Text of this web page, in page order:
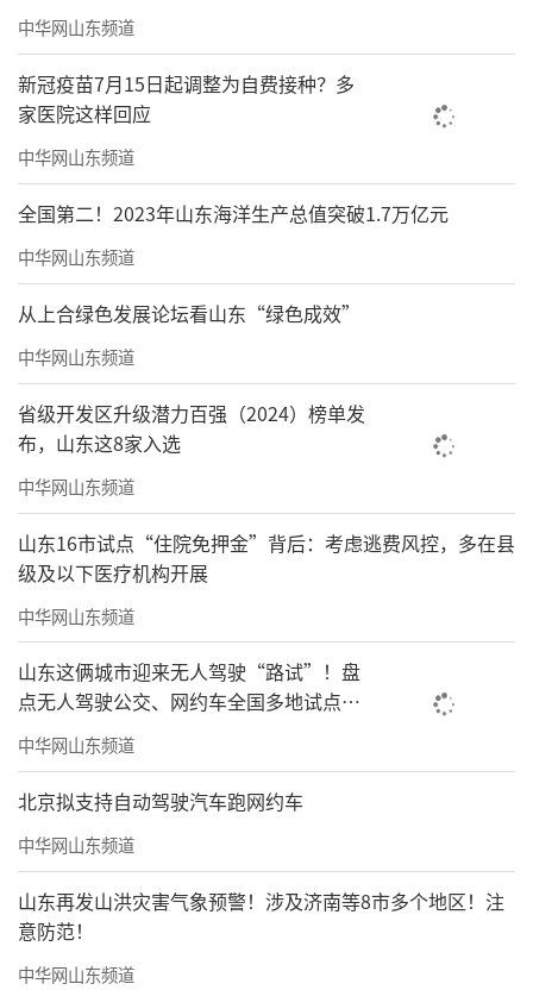
中华网山东频道
新冠疫苗7月15日起调整为自费接种？多
家医院这样回应
中华网山东频道
全国第二！2023年山东海洋生产总值突破1.7万亿元
中华网山东频道
从上合绿色发展论坛看山东“绿色成效”
中华网山东频道
省级开发区升级潜力百强（2024）榜单发
布，山东这8家入选
中华网山东频道
山东16市试点“住院免押金”背后：考虑逃费风控，多在县
级及以下医疗机构开展
中华网山东频道
山东这俩城市迎来无人驾驶“路试”！盘
点无人驾驶公交、网约车全国多地试点之
路
中华网山东频道
北京拟支持自动驾驶汽车跑网约车
中华网山东频道
山东再发山洪灾害气象预警！涉及济南等8市多个地区！注
意防范！
中华网山东频道